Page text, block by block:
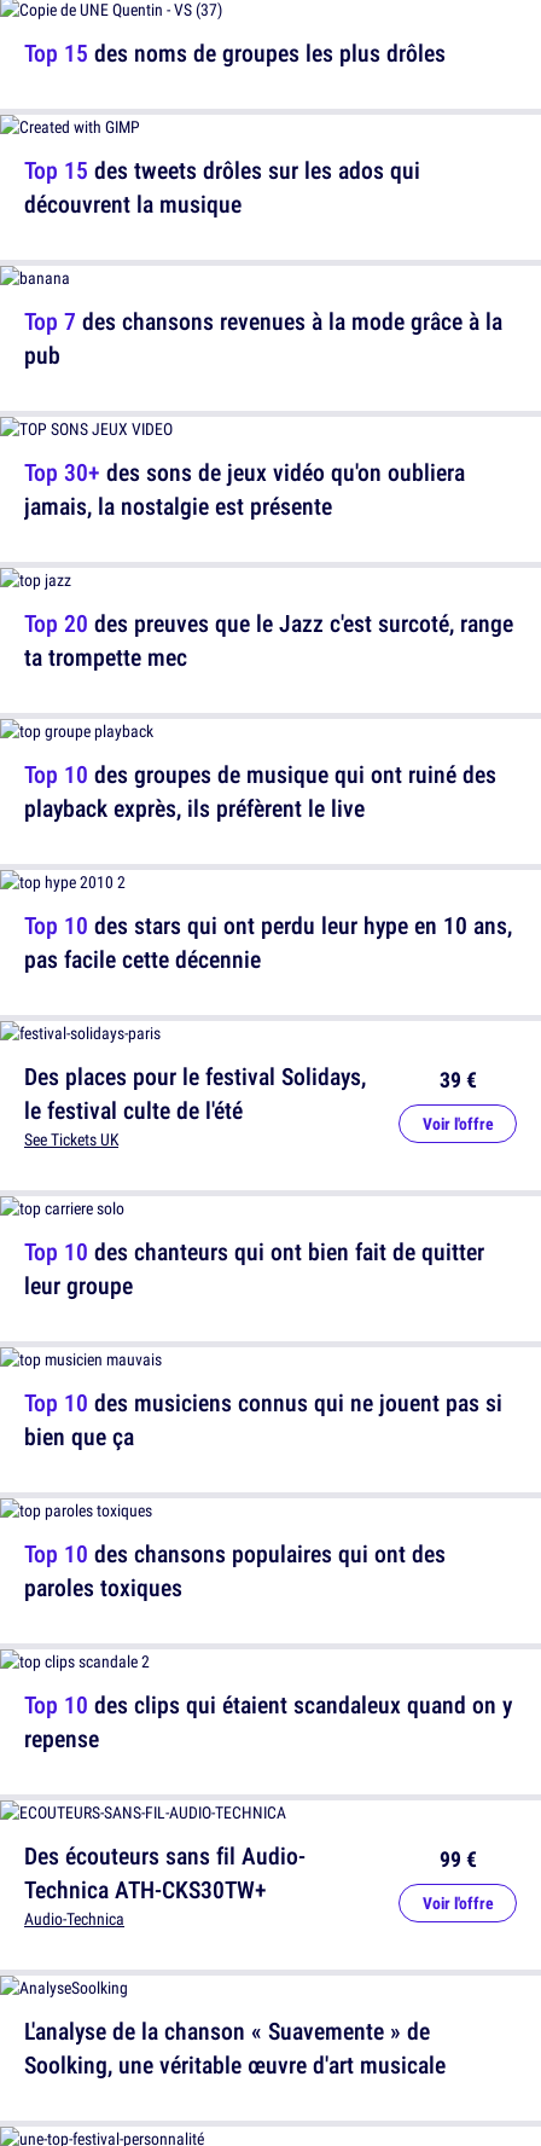
Top 15 des tweets drôles sur les ados qui
découvrent la musique
Top 30+ des sons de jeux vidéo qu'on oubliera
jamais, la nostalgie est présente
Top 10 des groupes de musique qui ont ruiné des
playback exprès, ils préfèrent le live
Des places pour le festival Solidays,
le festival culte de l'été
See Tickets UK
39 €
Voir l'offre
Top 10 des musiciens connus qui ne jouent pas si
bien que ça
Top 10 des clips qui étaient scandaleux quand on y
repense
L'analyse de la chanson « Suavemente » de
Soolking, une véritable œuvre d'art musicale
Top 15 des noms de groupes les plus drôles
Top 7 des chansons revenues à la mode grâce à la
pub
Top 20 des preuves que le Jazz c'est surcoté, range
ta trompette mec
Top 10 des stars qui ont perdu leur hype en 10 ans,
pas facile cette décennie
Top 10 des chanteurs qui ont bien fait de quitter
leur groupe
Top 10 des chansons populaires qui ont des
paroles toxiques
Des écouteurs sans fil Audio-
Technica ATH-CKS30TW+
Audio-Technica
99 €
Voir l'offre